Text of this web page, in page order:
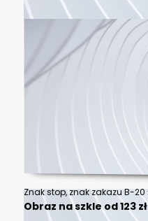
Obraz na szkle od 123 zł